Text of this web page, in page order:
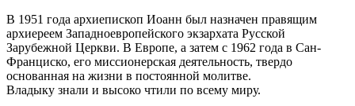
В 1951 года архиепископ Иоанн был назначен правящим
архиереем Западноевропейского экзархата Русской
Зарубежной Церкви. В Европе, а затем с 1962 года в Сан-
Франциско, его миссионерская деятельность, твердо
основанная на жизни в постоянной молитве.
Владыку знали и высоко чтили по всему миру.